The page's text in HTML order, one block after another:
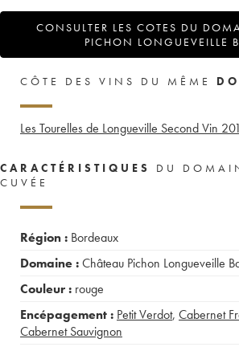
CONSULTER LES COTES DU
PICHON LONGUEVEILLE
CÔTE DES VINS DU MÊME
Les Tourelles de Longueville Second Vin
CARACTÉRISTIQUES
DU
CUVÉE
Région : Bordeaux
Domaine :Château Pichon Longueveille
Couleur : rouge
Encépagement : Petit Verdot, Cabernet
Cabernet Sauvignon